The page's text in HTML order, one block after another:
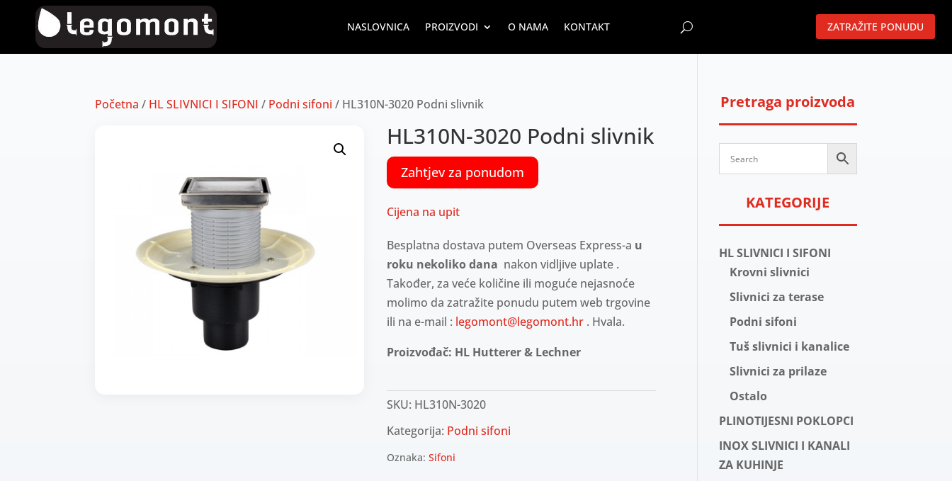
NASLOVNICA PROIZVODI O NAMA KONTAKT ZATRAŽITE PONUDU
Početna / HL SLIVNICI I SIFONI / Podni sifoni / HL310N-3020 Podni slivnik
HL310N-3020 Podni slivnik
Zahtjev za ponudom
Cijena na upit
Besplatna dostava putem Overseas Express-a u
roku nekoliko dana nakon vidljive uplate .
Također, za veće količine ili moguće nejasnoće
molimo da zatražite ponudu putem web trgovine
ili na e-mail : legomont@legomont.hr . Hvala.
Proizvođač: HL Hutterer & Lechner
SKU: HL310N-3020
Kategorija: Podni sifoni
Oznaka:Sifoni
Pretraga proizvoda
KATEGORIJE
HL SLIVNICI I SIFONI
Krovni slivnici
Slivnici za terase
Podni sifoni
Tuš slivnici i kanalice
Slivnici za prilaze
Ostalo
PLINOTIJESNI POKLOPCI
INOX SLIVNICI I KANALI
ZA KUHINJE